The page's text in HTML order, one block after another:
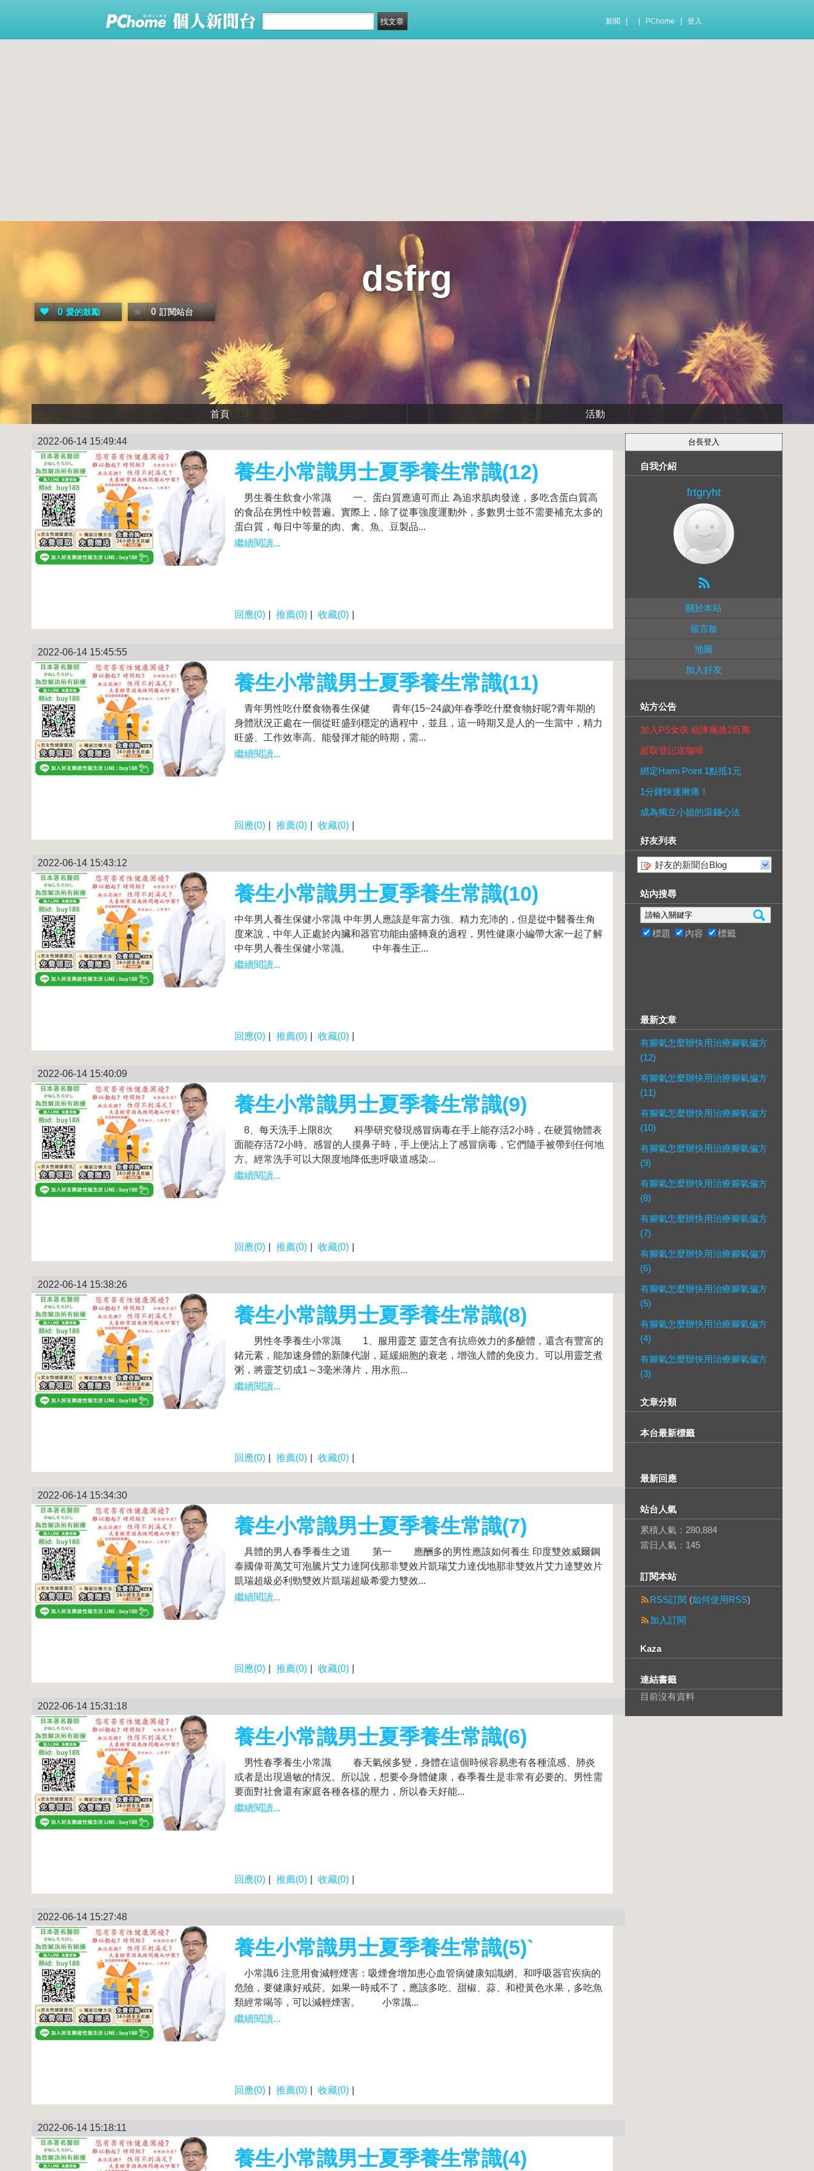
新聞 PChome 登入
dsfrg
0 愛的鼓勵 0 訂閱站台
首頁 活動
2022-06-14 15:49:44
養生小常識男士夏季養生常識(12)
男生養生飲食小常識 一、蛋白質應適可而止 為追求肌肉發達，多吃含蛋白質高
的食品在男性中較普遍。實際上，除了從事強度運動外，多數男士並不需要補充太多的
蛋白質，每日中等量的肉、禽、魚、豆製品...
繼續閱讀...
回應(0) 推薦(0) 收藏(0)
2022-06-14 15:45:55
養生小常識男士夏季養生常識(11)
青年男性吃什麼食物養生保健 青年(15~24歲)年春季吃什麼食物好呢?青年期的
身體狀況正處在一個從旺盛到穩定的過程中，並且，這一時期又是人的一生當中，精力
旺盛、工作效率高、能發揮才能的時期，需...
繼續閱讀...
回應(0) 推薦(0) 收藏(0)
2022-06-14 15:43:12
養生小常識男士夏季養生常識(10)
中年男人養生保健小常識 中年男人應該是年富力強、精力充沛的，但是從中醫養生角
度來說，中年人正處於內臟和器官功能由盛轉衰的過程，男性健康小編帶大家一起了解
中年男人養生保健小常識。 中年養生正...
繼續閱讀...
回應(0) 推薦(0) 收藏(0)
2022-06-14 15:40:09
養生小常識男士夏季養生常識(9)
8、每天洗手上限8次 科學研究發現感冒病毒在手上能存活2小時，在硬質物體表
面能存活72小時。感冒的人摸鼻子時，手上便沾上了感冒病毒，它們隨手被帶到任何地
方。經常洗手可以大限度地降低患呼吸道感染...
繼續閱讀...
回應(0) 推薦(0) 收藏(0)
2022-06-14 15:38:26
養生小常識男士夏季養生常識(8)
男性冬季養生小常識 1、服用靈芝 靈芝含有抗癌效力的多醣體，還含有豐富的
鍺元素，能加速身體的新陳代謝，延緩細胞的衰老，增強人體的免疫力。可以用靈芝煮
粥，將靈芝切成1～3毫米薄片，用水煎...
繼續閱讀...
回應(0) 推薦(0) 收藏(0)
2022-06-14 15:34:30
養生小常識男士夏季養生常識(7)
具體的男人春季養生之道 第一 應酬多的男性應該如何養生 印度雙效威爾鋼
泰國偉哥萬艾可泡騰片艾力達阿伐那非雙效片凱瑞艾力達伐地那非雙效片艾力達雙效片
凱瑞超級必利勁雙效片凱瑞超級希愛力雙效...
繼續閱讀...
回應(0) 推薦(0) 收藏(0)
2022-06-14 15:31:18
養生小常識男士夏季養生常識(6)
男性春季養生小常識 春天氣候多變，身體在這個時候容易患有各種流感、肺炎
或者是出現過敏的情況。所以說，想要令身體健康，春季養生是非常有必要的。男性需
要面對社會還有家庭各種各樣的壓力，所以春天好能...
繼續閱讀...
回應(0) 推薦(0) 收藏(0)
2022-06-14 15:27:48
養生小常識男士夏季養生常識(5)`
小常識6 注意用食減輕煙害：吸煙會增加患心血管病健康知識網、和呼吸器官疾病的
危險，要健康好戒菸。如果一時戒不了，應該多吃、甜椒、蒜、和橙黃色水果，多吃魚
類經常喝等，可以減輕煙害。 小常識...
繼續閱讀...
回應(0) 推薦(0) 收藏(0)
2022-06-14 15:18:11
養生小常識男士夏季養生常識(4)
自我介紹
frtgryht
關於本站
留言板
地圖
加入好友
站方公告
加入PS女孩 組隊瘋搶2百萬
超取登記送咖啡
綁定Hami Point 1點抵1元
1分鐘快速揪痛！
成為獨立小姐的滾錢心法
好友列表
好友的新聞台Blog
站內搜尋
標題 內容 標籤
最新文章
有腳氣怎麼辦快用治療腳氣偏方
(12)
有腳氣怎麼辦快用治療腳氣偏方
(11)
有腳氣怎麼辦快用治療腳氣偏方
(10)
有腳氣怎麼辦快用治療腳氣偏方
(9)
有腳氣怎麼辦快用治療腳氣偏方
(8)
有腳氣怎麼辦快用治療腳氣偏方
(7)
有腳氣怎麼辦快用治療腳氣偏方
(6)
有腳氣怎麼辦快用治療腳氣偏方
(5)
有腳氣怎麼辦快用治療腳氣偏方
(4)
有腳氣怎麼辦快用治療腳氣偏方
(3)
文章分類
本台最新標籤
最新回應
站台人氣
累積人氣： 280,884
當日人氣： 145
訂閱本站
RSS訂閱 (如何使用RSS)
加入訂閱
Kaza
連結書籤
目前沒有資料